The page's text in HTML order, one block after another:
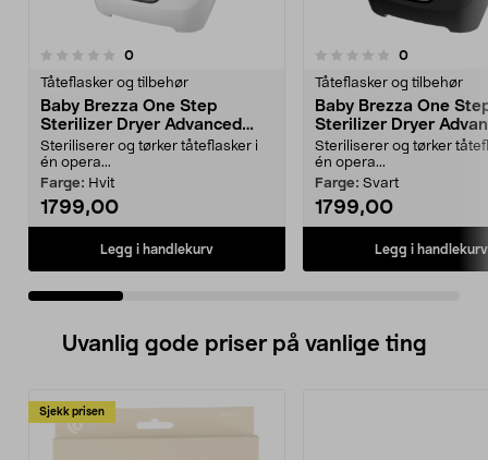
0anmeldelser
Tåteflasker og tilbehør
Baby Brezza One Step
Sterilizer Dryer Advanced
flaskesterilisator og -tørker
Steriliserer og tørker tåteflasker i
én opera...
Farge: Hvit
1799,00
Legg i handlekurv
0.0 av 5 stjerner 0anmeldelser
Tåteflasker og tilbehør
Baby Brezza One
Sterilizer Dryer
flaskesterilisator og -
Steriliserer og tørker
én opera...
Farge: Svart
1799,00
Legg i handlekurv
0.0 av 5 stjerner
Uvanlig gode priser på vanlige ting
Sjekk prisen